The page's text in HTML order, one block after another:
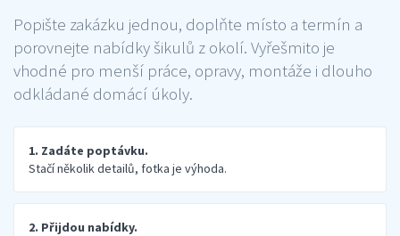
Popište zakázku jednou, doplňte místo a termín a
porovnejte nabídky šikulů z okolí. Vyřešmito je
vhodné pro menší práce, opravy, montáže i dlouho
odkládané domácí úkoly.
1. Zadáte poptávku.
Stačí několik detailů, fotka je výhoda.
2. Přijdou nabídky.